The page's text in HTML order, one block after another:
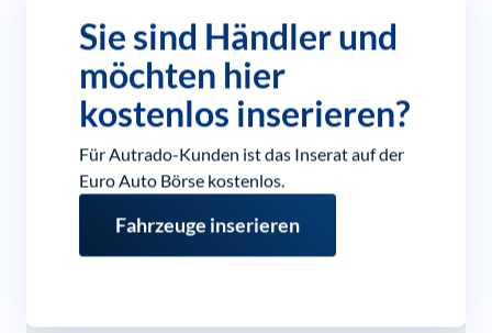
Sie sind Händler und
möchten hier
kostenlos inserieren?
Für Autrado-Kunden ist das Inserat auf der
Euro Auto Börse kostenlos.
Fahrzeuge inserieren